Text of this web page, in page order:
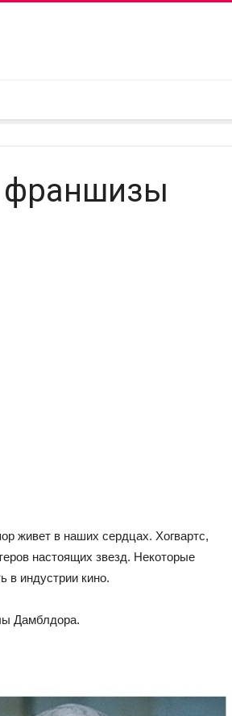
франшизы
живет в наших сердцах. Хогвартс,
настоящих звезд. Некоторые
в индустрии кино.
Дамблдора.